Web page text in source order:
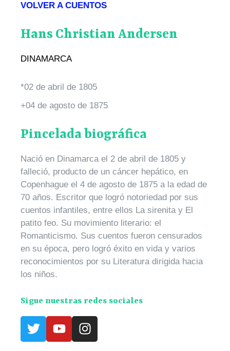
VOLVER A CUENTOS
Hans Christian Andersen
DINAMARCA
*02 de abril de 1805
+04 de agosto de 1875
Pincelada biográfica
Nació en Dinamarca el 2 de abril de 1805 y
falleció, producto de un cáncer hepático, en
Copenhague el 4 de agosto de 1875 a la edad de
70 años. Escritor que logró notoriedad por sus
cuentos infantiles, entre ellos La sirenita y El
patito feo. Su movimiento literario: el
Romanticismo. Sus cuentos fueron censurados
en su época, pero logró éxito en vida y varios
reconocimientos por su Literatura dirigida hacia
los niños.
Sigue nuestras redes sociales